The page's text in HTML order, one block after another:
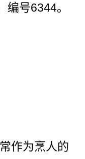
编号6344。
作为烹人的